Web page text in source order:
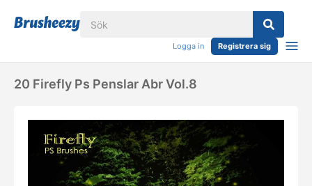
Logga in Registrera sig
20 Firefly Ps Penslar Abr Vol.8